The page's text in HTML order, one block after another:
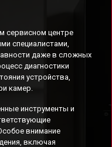
сервисном центре
специалистами,
даже в сложных
диагностики
устройства,
камер.
инструменты и
внимание
включая